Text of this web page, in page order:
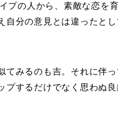
プの人から、素敵な恋を
分の意見とは違ったと
てみるのも吉。それに伴
するだけでなく思わぬ